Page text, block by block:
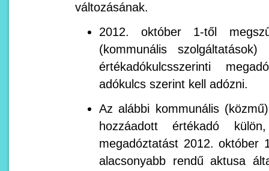
változásának.
2012. október 1-től
(kommunális
értékadókulcsszerinti
adókulcs szerint kell adózni.
Az alábbi kommunális
hozzáadott értékadó
megadóztatást 2012. október
alacsonyabb rendű aktusa